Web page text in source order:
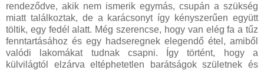
rendeződve, akik nem ismerik egymás, csupán a szükség
miatt találkoztak, de a karácsonyt így kényszerűen együtt
töltik, egy fedél alatt. Még szerencse, hogy van elég fa a tűz
fenntartásához és egy hadseregnek elegendő étel, amiből
valódi lakomákat tudnak csapni. Így történt, hogy a
külvilágtól elzárva eltéphetetlen barátságok születnek és